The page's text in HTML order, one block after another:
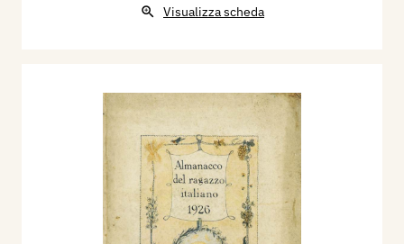
Visualizza scheda